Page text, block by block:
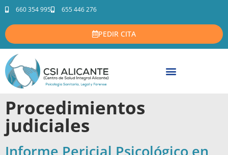
660 354 995 655 446 276
PEDIR CITA
Procedimientos
judiciales